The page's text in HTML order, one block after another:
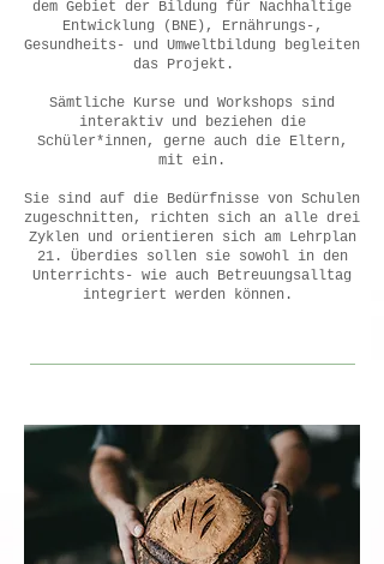
dem Gebiet der Bildung für Nachhaltige
Entwicklung (BNE), Ernährungs-,
Gesundheits- und Umweltbildung begleiten
das Projekt.
Sämtliche Kurse und Workshops sind
interaktiv und beziehen die
Schüler*innen, gerne auch die Eltern,
mit ein.
Sie sind auf die Bedürfnisse von Schulen
zugeschnitten, richten sich an alle drei
Zyklen und orientieren sich am Lehrplan
21. Überdies sollen sie sowohl in den
Unterrichts- wie auch Betreuungsalltag
integriert werden können.